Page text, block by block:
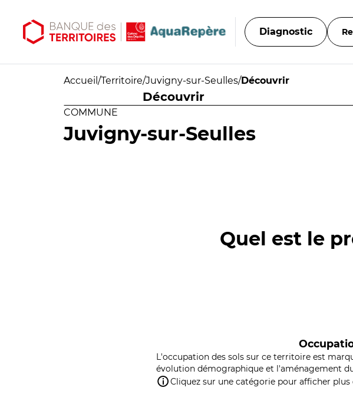
Diagnostic
Accueil /Territoire/Juvigny-sur-Seulles/Découvrir
Découvrir
COMMUNE
Juvigny-sur-Seulles
Quel est le
L'occupation des sols sur ce territoire est
évolution démographique et l'aménagement
Cliquez sur une catégorie pour afficher plus